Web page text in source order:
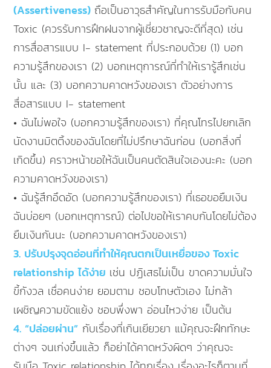
(Assertiveness) ถือเป็นอาวุธสำคัญในการรับมือกับคน
Toxic (ควรรับการฝึกฝนจากผู้เชี่ยวชาญจะดีที่สุด) เช่น
การสื่อสารแบบ I- statement ที่ประกอบด้วย (1) บอก
ความรู้สึกของเรา (2) บอกเหตุการณ์ที่ทำให้เรารู้สึกเช่น
นั้น และ (3) บอกความคาดหวังของเรา ตัวอย่างการ
สื่อสารแบบ I- statement
• ฉันไม่พอใจ (บอกความรู้สึกของเรา) ที่คุณโทรไปยกเลิก
นัดงานมิตติ้งของฉันโดยที่ไม่ปรึกษาฉันก่อน (บอกสิ่งที่
เกิดขึ้น) คราวหน้าขอให้ฉันเป็นคนตัดสินใจเองนะคะ (บอก
ความคาดหวังของเรา)
• ฉันรู้สึกอึดอัด (บอกความรู้สึกของเรา) ที่เธอขอยืมเงิน
ฉันบ่อยๆ (บอกเหตุการณ์) ต่อไปขอให้เราคบกันโดยไม่ต้อง
ยืมเงินกันนะ (บอกความคาดหวังของเรา)
3. ปรับปรุงจุดอ่อนที่ทำให้คุณตกเป็นเหยื่อของ Toxic
relationship ได้ง่าย เช่น ปฏิเสธไม่เป็น ขาดความมั่นใจ
ขี้กังวล เชื่อคนง่าย ยอมตาม ชอบโทษตัวเอง ไม่กล้า
เผชิญความขัดแย้ง ชอบพึ่งพา อ่อนไหวง่าย เป็นต้น
4. “ปล่อยผ่าน” กับเรื่องที่เกินเยียวยา แม้คุณจะฝึกทักษะ
ต่างๆ จนเก่งขึ้นแล้ว ก็อย่าได้คาดหวังผิดๆ ว่าคุณจะ